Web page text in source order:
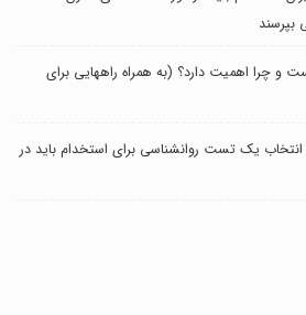
خودشناسی چیست و چرا اهمیت دارد؟ (به همراه راه‎هایی برای
یک تست روانشناسی برای استخدام باید در